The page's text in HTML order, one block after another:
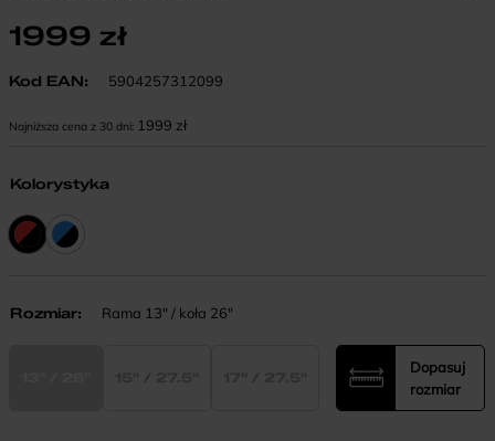
1999 zł
Kod EAN: 5904257312099
Najniższa cena z 30 dni: 1999 zł
Kolorystyka
Rozmiar: Rama 13" / koła 26"
Dopasuj
rozmiar